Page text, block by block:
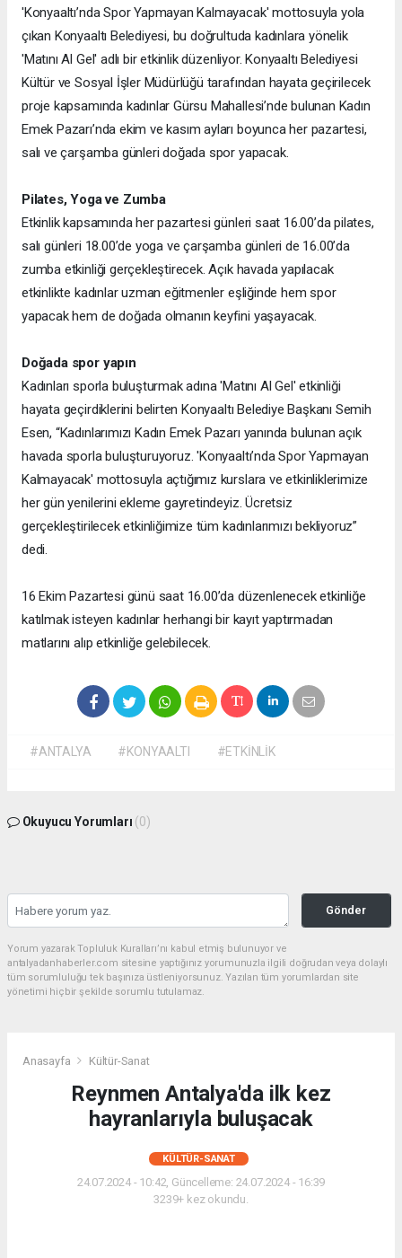
'Konyaaltı’nda Spor Yapmayan Kalmayacak' mottosuyla yola
çıkan Konyaaltı Belediyesi, bu doğrultuda kadınlara yönelik
'Matını Al Gel' adlı bir etkinlik düzenliyor. Konyaaltı Belediyesi
Kültür ve Sosyal İşler Müdürlüğü tarafından hayata geçirilecek
proje kapsamında kadınlar Gürsu Mahallesi’nde bulunan Kadın
Emek Pazarı’nda ekim ve kasım ayları boyunca her pazartesi,
salı ve çarşamba günleri doğada spor yapacak.
Pilates, Yoga ve Zumba
Etkinlik kapsamında her pazartesi günleri saat 16.00’da pilates,
salı günleri 18.00’de yoga ve çarşamba günleri de 16.00’da
zumba etkinliği gerçekleştirecek. Açık havada yapılacak
etkinlikte kadınlar uzman eğitmenler eşliğinde hem spor
yapacak hem de doğada olmanın keyfini yaşayacak.
Doğada spor yapın
Kadınları sporla buluşturmak adına 'Matını Al Gel' etkinliği
hayata geçirdiklerini belirten Konyaaltı Belediye Başkanı Semih
Esen, “Kadınlarımızı Kadın Emek Pazarı yanında bulunan açık
havada sporla buluşturuyoruz. 'Konyaaltı’nda Spor Yapmayan
Kalmayacak' mottosuyla açtığımız kurslara ve etkinliklerimize
her gün yenilerini ekleme gayretindeyiz. Ücretsiz
gerçekleştirilecek etkinliğimize tüm kadınlarımızı bekliyoruz”
dedi.
16 Ekim Pazartesi günü saat 16.00’da düzenlenecek etkinliğe
katılmak isteyen kadınlar herhangi bir kayıt yaptırmadan
matlarını alıp etkinliğe gelebilecek.
#ANTALYA #KONYAALTI #ETKİNLİK
Okuyucu Yorumları (0)
Gönder
Yorum yazarak Topluluk Kuralları’nı kabul etmiş bulunuyor ve
antalyadanhaberler.com sitesine yaptığınız yorumunuzla ilgili doğrudan veya dolaylı
tüm sorumluluğu tek başınıza üstleniyorsunuz. Yazılan tüm yorumlardan site
yönetimi hiçbir şekilde sorumlu tutulamaz.
Anasayfa Kültür-Sanat
Reynmen Antalya'da ilk kez
hayranlarıyla buluşacak
KÜLTÜR-SANAT
24.07.2024 - 10:42, Güncelleme: 24.07.2024 - 16:39
3239+ kez okundu.